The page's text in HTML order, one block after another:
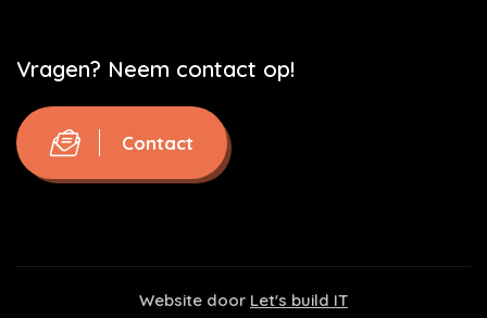
Vragen? Neem contact op!
Contact
Website door Let's build IT